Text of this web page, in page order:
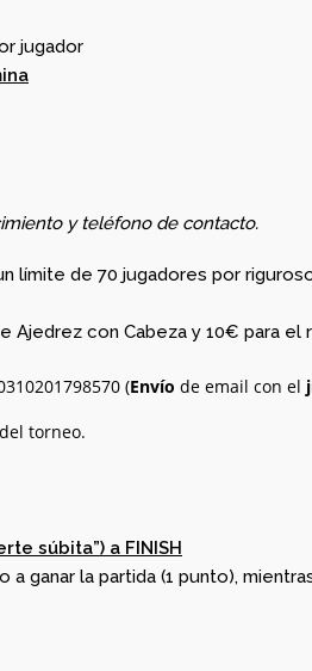
jugador
y teléfono de contacto.
límite de 70 jugadores por
con Cabeza y 10€ para
(Envío de email con el
torneo.
súbita”) a FINISH
ganar la partida (1 punto),